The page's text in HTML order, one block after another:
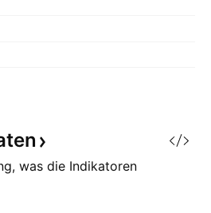
was die Indikatoren